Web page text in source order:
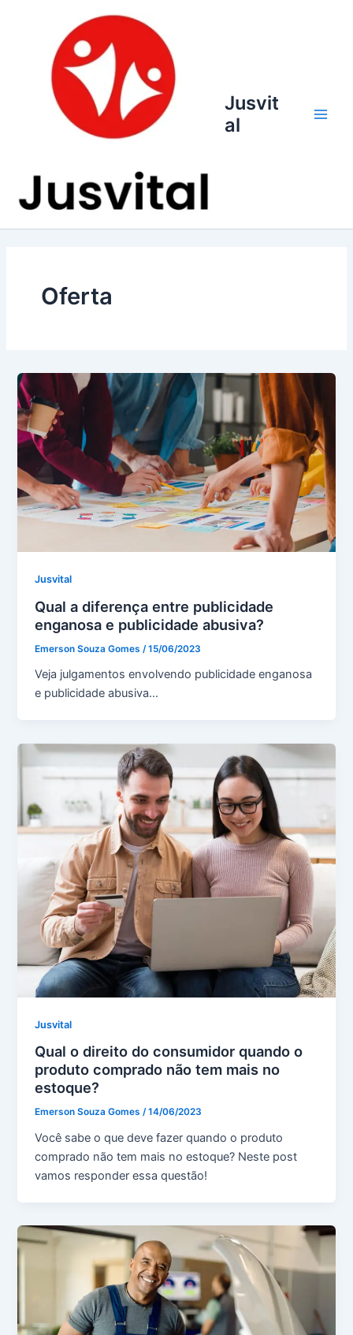
Jusvit
al
Oferta
Jusvital
Qual a diferença entre publicidade
enganosa e publicidade abusiva?
Emerson Souza Gomes /15/06/2023
Veja julgamentos envolvendo publicidade enganosa
e publicidade abusiva…
Jusvital
Qual o direito do consumidor quando o
produto comprado não tem mais no
estoque?
Emerson Souza Gomes/14/06/2023
Você sabe o que deve fazer quando o produto
comprado não tem mais no estoque? Neste post
vamos responder essa questão!